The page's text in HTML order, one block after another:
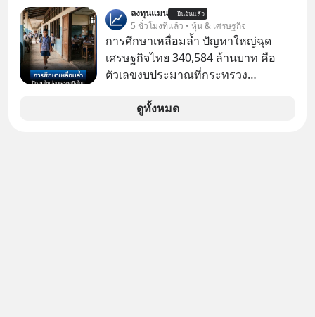
ในบทบาทที่เปลี่ยนชีวิตเขาไปตลอดกาล
ใน MM EP. นี้ เราจะมาร่วมถอดรหัส
และปรับวิธีคิดกันว่า Greenlight (ไฟ
เขียว) จะสร้างมันขึ้นมาล่วงหน้าด้วย
วินัยและความพร้อมได้อย่างไร?
สัญญาณเตือน และชะลอตัวอย่างมีสติ
รู้ตัวเรา” จากช่องชื่อว่า UNHEARD
MUSIC ที่ตอนนี้มียอดรับชมกว่า 26
ล้านครั้งแล้ว
ลงทุนแมน ยืนยันแล้ว
5 ชั่วโมงที่แล้ว • หุ้น & เศรษฐกิจ
การศึกษาเหลื่อมล้ำ ปัญหาใหญ่ฉุด
เศรษฐกิจไทย 340,584 ล้านบาท คือ
ตัวเลขงบประมาณที่กระทรวง
รายจ่ายประจำปี 2568 ซึ่งมากที่สุดเป็น
ดูทั้งหมด